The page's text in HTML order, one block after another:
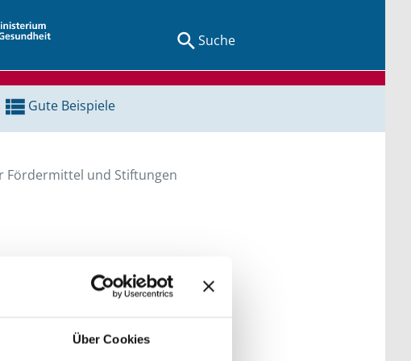
Über Cookies
Suche
Gute Beispiele
Fördermittel und Stiftungen
können Sie direkt über